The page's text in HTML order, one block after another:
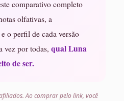
comparativo completo
olfativas, a
o perfil de cada versão
vez por todas, qual Luna
de ser.
Ao comprar pelo link, você